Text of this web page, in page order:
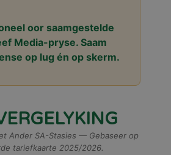
oor saamgestelde
Media-pryse. Saam
op lug én op skerm.
Ander SA-Stasies — Gebaseer op
tariefkaarte 2025/2026.